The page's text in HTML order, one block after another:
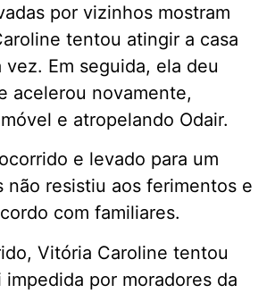
por vizinhos mostram
tentou atingir a casa
vez. Em seguida, ela deu
acelerou novamente,
e atropelando Odair.
e levado para um
não resistiu aos ferimentos e
com familiares.
Vitória Caroline tentou
por moradores da